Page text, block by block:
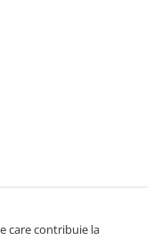
care contribuie la